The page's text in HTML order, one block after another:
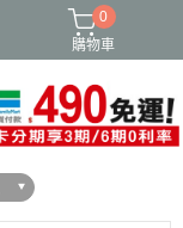
0
購物車